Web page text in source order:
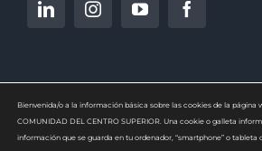
Bienvenida/o a la información básica sobre las cookies de la página
COMUNIDAD DEL CENTRO SUPERIOR. Una cookie o galleta
información que se guarda en tu ordenador, “smartphone” o tableta